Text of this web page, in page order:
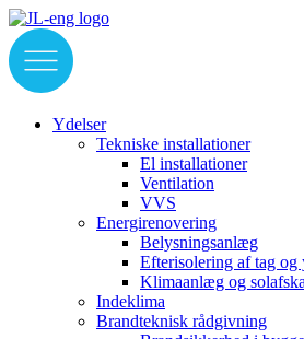
Videre
til
indhold
Ydelser
Tekniske installationer
El installationer
Ventilation
VVS
Energirenovering
Belysningsanlæg
Efterisolering af tag
Klimaanlæg og
Indeklima
Brandteknisk rådgivning